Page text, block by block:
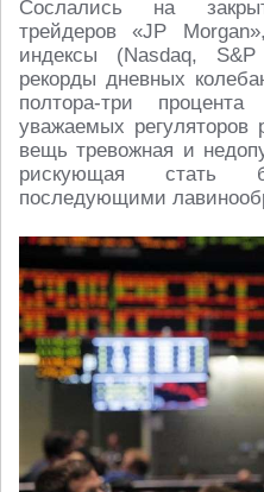
Сослались на
трейдеров «JP
индексы (Nasdaq,
рекорды дневных
полтора-три
уважаемых регуляторов
вещь тревожная и
рискующая стать
последующими